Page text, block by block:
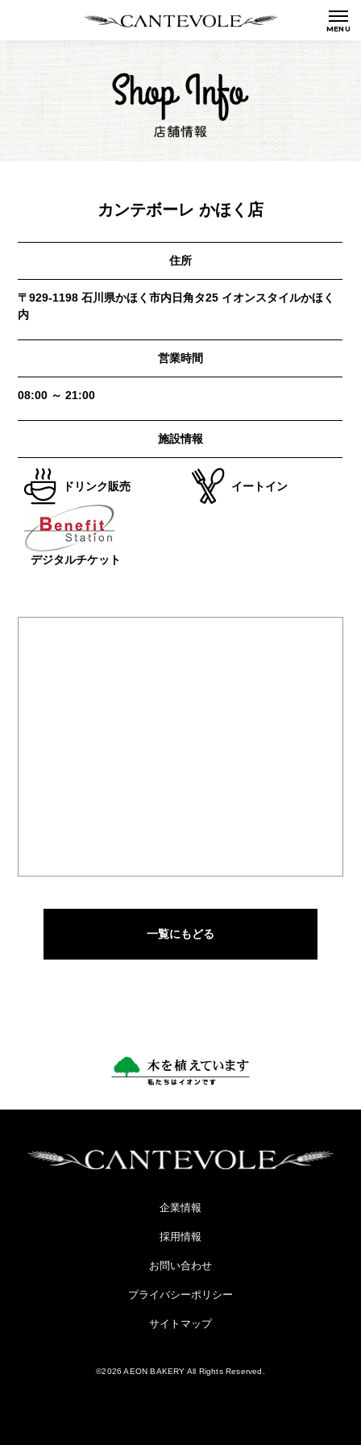
カンテボーレ かほく店
住所
〒929-1198 石川県かほく市内日角タ25 イオンスタイルかほく
内
営業時間
08:00 ～ 21:00
施設情報
ドリンク販売 イートイン
デジタルチケット
一覧にもどる
企業情報
採用情報
お問い合わせ
プライバシーポリシー
サイトマップ
©2026 AEON BAKERY All Rights Reserved.